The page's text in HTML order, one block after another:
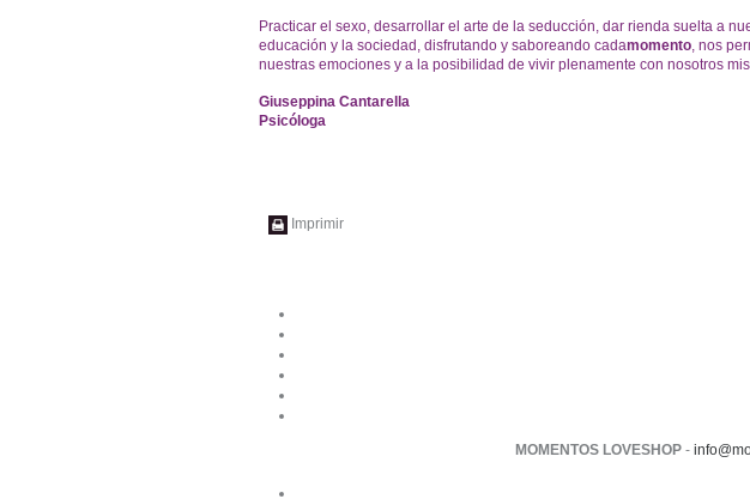
Practicar el sexo, desarrollar el arte de la seducción, dar rienda suelta a
educación y la sociedad, disfrutando y saboreando cadamomento, nos
nuestras emociones y a la posibilidad de vivir plenamente con nosotros
Giuseppina Cantarella
Psicóloga
Imprimir
MOMENTOS LOVESHOP -